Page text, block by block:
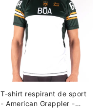
T-shirt respirant de sport
- American Grappler -